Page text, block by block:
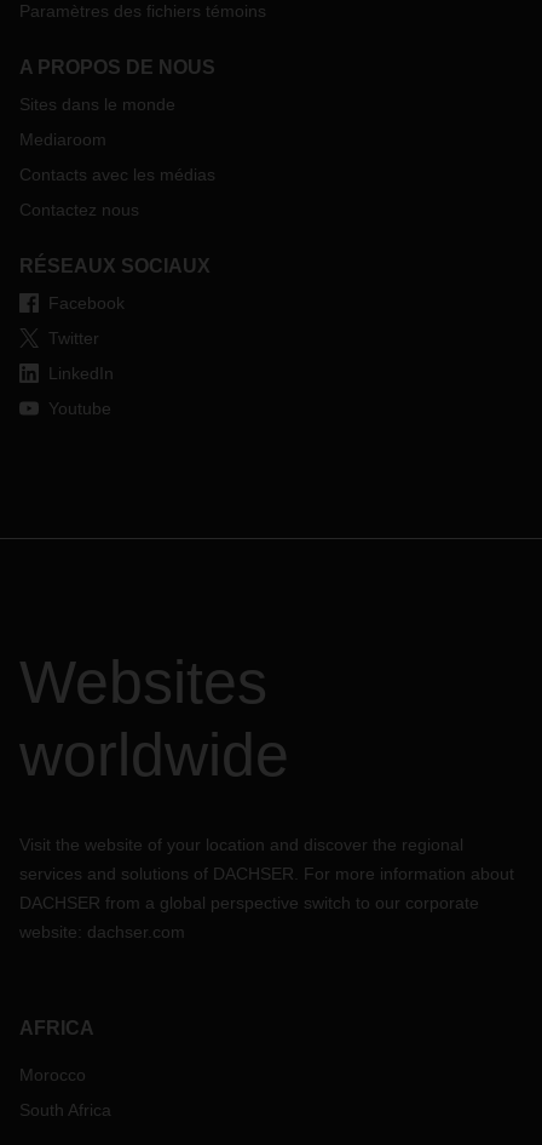
Paramètres des fichiers témoins
A PROPOS DE NOUS
Sites dans le monde
Mediaroom
Contacts avec les médias
Contactez nous
RÉSEAUX SOCIAUX
Facebook
Twitter
LinkedIn
Youtube
Websites
worldwide
Visit the website of your location and discover the regional
services and solutions of DACHSER. For more information about
DACHSER from a global perspective switch to our corporate
website: dachser.com
AFRICA
Morocco
South Africa